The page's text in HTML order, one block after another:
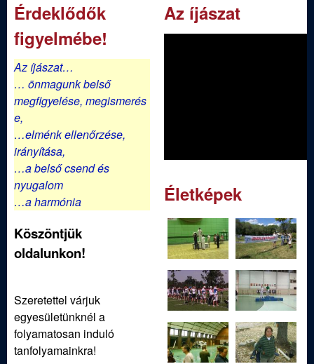
g
y
e
s
ü
e
t
Érdeklődők
figyelmébe!
Az íjászat…
… önmagunk belső
megfigyelése, megismerés
e,
…elménk ellenőrzése,
irányítása,
…a belső csend és
nyugalom
…a harmónia
Köszöntjük
oldalunkon!
Szeretettel várjuk
egyesületünknél a
folyamatosan induló
tanfolyamainkra!
Az íjászat
Életképek